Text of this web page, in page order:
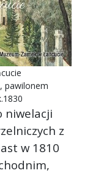
pawilonem
niwelacji
z
w 1810